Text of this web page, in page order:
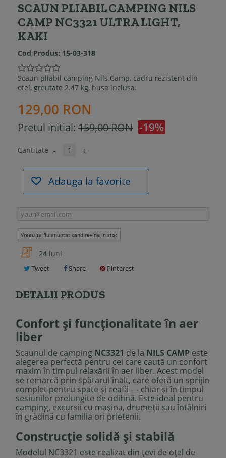
SCAUN PLIABIL CAMPING NILS
CAMP NC3321 ULTRA LIGHT,
KAKI
Cod Produs: 15-03-318
Scaun pliabil camping Nils Camp, cadru rezistent din
otel, greutate 2.47 kg, husa inclusa.
129,00 RON
Pretul initial: 159,00 RON -19%
Cantitate - +
Adauga la favorite
Vreau sa fiu anuntat cand revine in stoc
24 luni
Tweet Share Pinterest
DETALII PRODUS
Confort și funcționalitate în aer
liber
Scaunul de camping NC3321 de la NILS CAMP este
alegerea perfectă pentru cei care caută un confort
maxim în timpul relaxării în aer liber. Acest model
se remarcă prin spătarul înalt, care oferă un sprijin
complet pentru spate și ceafă — chiar și în timpul
sesiunilor prelungite de odihnă. Este ideal pentru
camping, excursii cu mașina, drumeții sau întâlniri
în grădină cu familia ori prietenii.
Construcție solidă și stabilă
Modelul NC3321 este realizat din țevi de oțel de